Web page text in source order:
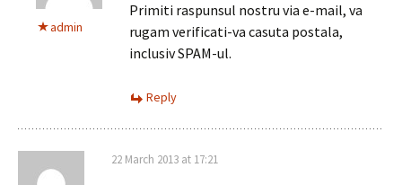
admin
Primiti raspunsul nostru via e-mail, va
rugam verificati-va casuta postala,
inclusiv SPAM-ul.
Reply
22 March 2013 at 17:21